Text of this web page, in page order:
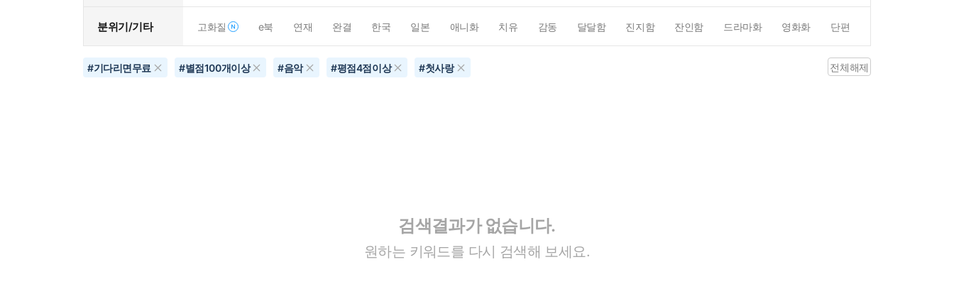
분위기/기타 고화질 e북 연재 완결 한국 일본 애니화 치유 감동 달달함 진지함 잔인함 드라마화 영화화 단편
#기다리면무료 #별점100개이상 #음악 #평점4점이상 #첫사랑 전체해제
검색결과가 없습니다.
원하는 키워드를 다시 검색해 보세요.